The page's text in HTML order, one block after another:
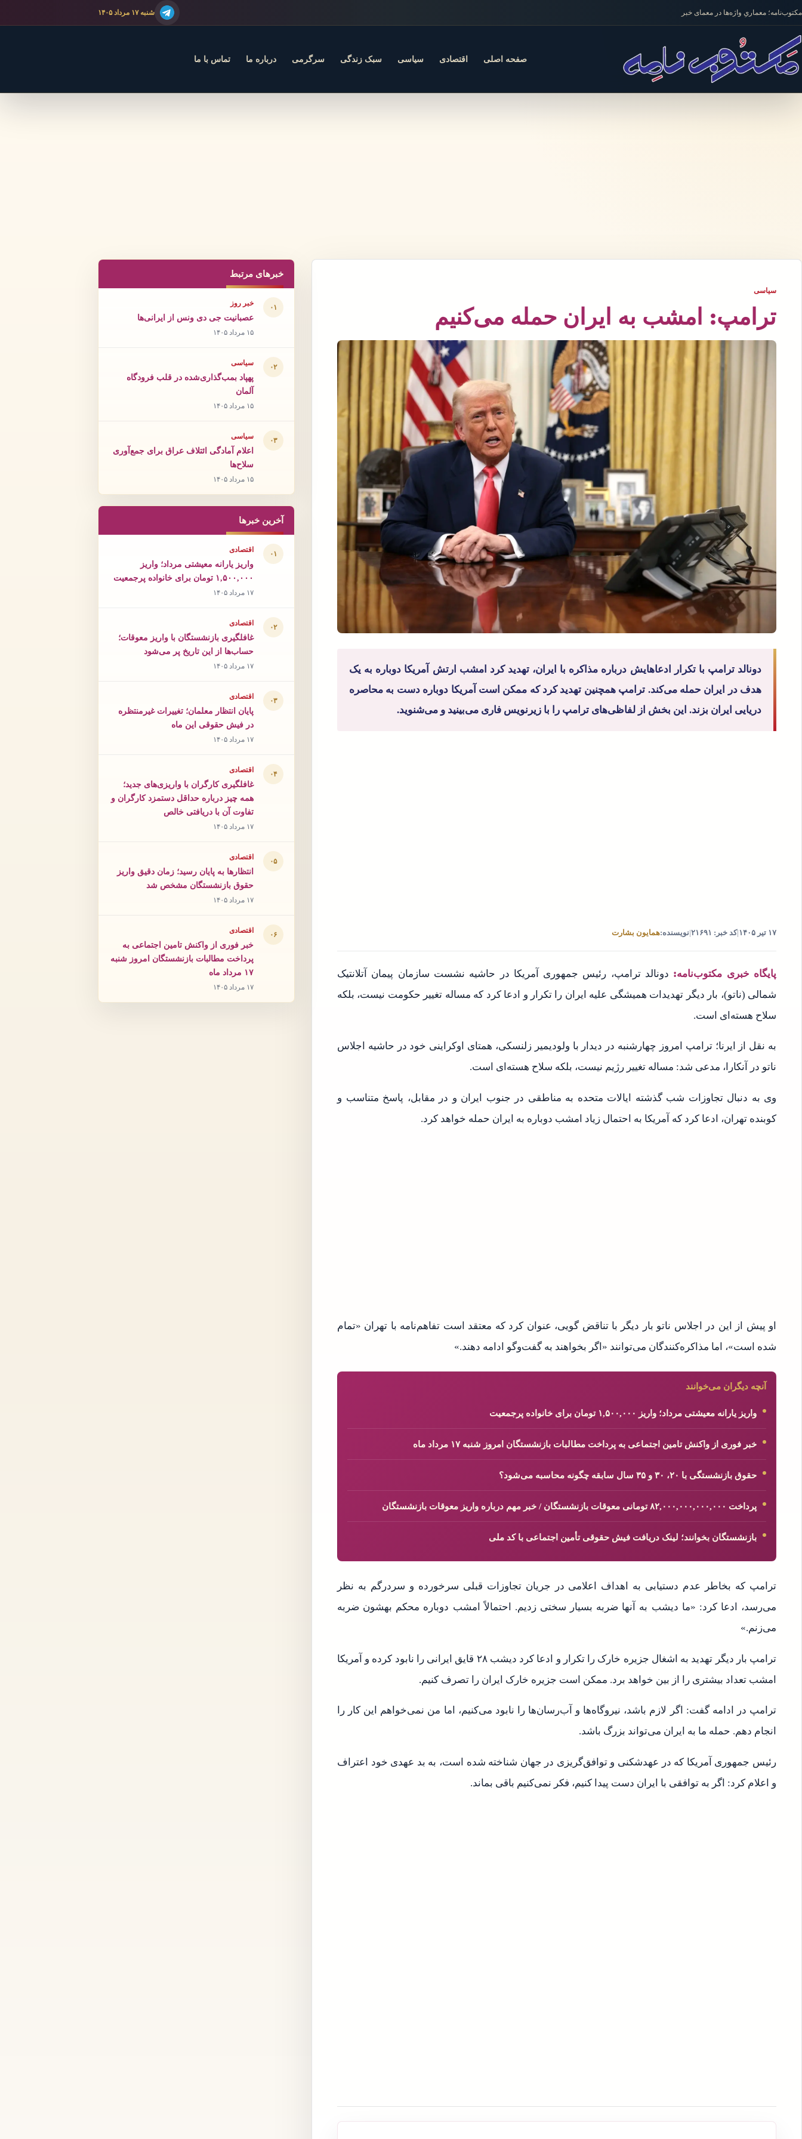
رفتن به محتوا
مکتوب‌نامه؛ معماریِ واژه‌ها در معمای خبر شنبه ۱۷ مرداد ۱۴۰۵
صفحه اصلی اقتصادی سیاسی سبک زندگی سرگرمی درباره ما تماس با ما
سیاسی
ترامپ: امشب به ایران حمله می‌کنیم
دونالد ترامپ با تکرار ادعاهایش درباره مذاکره با ایران، تهدید کرد امشب ارتش آمریکا دوباره به یک
هدف در ایران حمله می‌کند. ترامپ همچنین تهدید کرد که ممکن است آمریکا دوباره دست به محاصره
دریایی ایران بزند. این بخش از لفاظی‌های ترامپ را با زیرنویس فاری می‌بینید و می‌شنوید.
۱۷ تیر ۱۴۰۵ |کد خبر: ۲۱۶۹۱ |نویسنده:همایون بشارت
پایگاه خبری مکتوب‌نامه: دونالد ترامپ، رئیس جمهوری آمریکا در حاشیه نشست سازمان پیمان آتلانتیک
شمالی (ناتو)، بار دیگر تهدیدات همیشگی علیه ایران را تکرار و ادعا کرد که مساله تغییر حکومت نیست، بلکه
سلاح هسته‌ای است.
به نقل از ایرنا؛ ترامپ امروز چهارشنبه در دیدار با ولودیمیر زلنسکی، همتای اوکراینی خود در حاشیه اجلاس
ناتو در آنکارا، مدعی شد: مساله تغییر رژیم نیست، بلکه سلاح هسته‌ای است.
وی به دنبال تجاوزات شب گذشته ایالات متحده به مناطقی در جنوب ایران و در مقابل، پاسخ متناسب و
کوبنده تهران، ادعا کرد که آمریکا به احتمال زیاد امشب دوباره به ایران حمله خواهد کرد.
او پیش از این در اجلاس ناتو بار دیگر با تناقض گویی، عنوان کرد که معتقد است تفاهم‌نامه با تهران «تمام
شده است»، اما مذاکره‌کنندگان می‌توانند «اگر بخواهند به گفت‌و‌گو ادامه دهند.»
آنچه دیگران می‌خوانند
واریز یارانه معیشتی مرداد؛ واریز ۱,۵۰۰,۰۰۰ تومان برای خانواده پرجمعیت
خبر فوری از واکنش تامین اجتماعی به پرداخت مطالبات بازنشستگان امروز شنبه ۱۷ مرداد ماه
حقوق بازنشستگی با ۲۰، ۳۰ و ۳۵ سال سابقه چگونه محاسبه می‌شود؟
پرداخت ۸۲,۰۰۰,۰۰۰,۰۰۰,۰۰۰ تومانی معوقات بازنشستگان / خبر مهم درباره واریز معوقات بازنشستگان
بازنشستگان بخوانند؛ لینک دریافت فیش حقوقی تأمین اجتماعی با کد ملی
ترامپ که بخاطر عدم دستیابی به اهداف اعلامی در جریان تجاوزات قبلی سرخورده و سردرگم به نظر
می‌رسد، ادعا کرد: «ما دیشب به آنها ضربه بسیار سختی زدیم. احتمالاً امشب دوباره محکم بهشون ضربه
می‌زنم.»
ترامپ بار دیگر تهدید به اشغال جزیره خارک را تکرار و ادعا کرد دیشب ۲۸ قایق ایرانی را نابود کرده و آمریکا
امشب تعداد بیشتری را از بین خواهد برد. ممکن است جزیره خارک ایران را تصرف کنیم.
ترامپ در ادامه گفت: اگر لازم باشد، نیروگاه‌ها و آب‌رسان‌ها را نابود می‌کنیم، اما من نمی‌خواهم این کار را
انجام دهم. حمله ما به ایران می‌تواند بزرگ باشد.
رئیس جمهوری آمریکا که در عهدشکنی و توافق‌گریزی در جهان شناخته شده است، به بد عهدی خود اعتراف
و اعلام کرد: اگر به توافقی با ایران دست پیدا کنیم، فکر نمی‌کنیم باقی بماند.
خبرهای مرتبط
۰۱ خبر روز
عصبانیت جی دی ونس از ایرانی‌ها
۱۵ مرداد ۱۴۰۵
۰۲ سیاسی
پهپاد بمب‌گذاری‌شده در قلب فرودگاه
آلمان
۱۵ مرداد ۱۴۰۵
۰۳ سیاسی
اعلام آمادگی ائتلاف عراق برای جمع‌آوری
سلاح‌ها
۱۵ مرداد ۱۴۰۵
آخرین خبرها
۰۱ اقتصادی
واریز یارانه معیشتی مرداد؛ واریز
۱,۵۰۰,۰۰۰ تومان برای خانواده پرجمعیت
۱۷ مرداد ۱۴۰۵
۰۲ اقتصادی
غافلگیری بازنشستگان با واریز معوقات؛
حساب‌ها از این تاریخ پر می‌شود
۱۷ مرداد ۱۴۰۵
۰۳ اقتصادی
پایان انتظار معلمان؛ تغییرات غیرمنتظره
در فیش حقوقی این ماه
۱۷ مرداد ۱۴۰۵
۰۴ اقتصادی
غافلگیری کارگران با واریزی‌های جدید؛
همه چیز درباره حداقل دستمزد کارگران و
تفاوت آن با دریافتی خالص
۱۷ مرداد ۱۴۰۵
۰۵ اقتصادی
انتظارها به پایان رسید؛ زمان دقیق واریز
حقوق بازنشستگان مشخص شد
۱۷ مرداد ۱۴۰۵
۰۶ اقتصادی
خبر فوری از واکنش تامین اجتماعی به
پرداخت مطالبات بازنشستگان امروز شنبه
۱۷ مرداد ماه
۱۷ مرداد ۱۴۰۵